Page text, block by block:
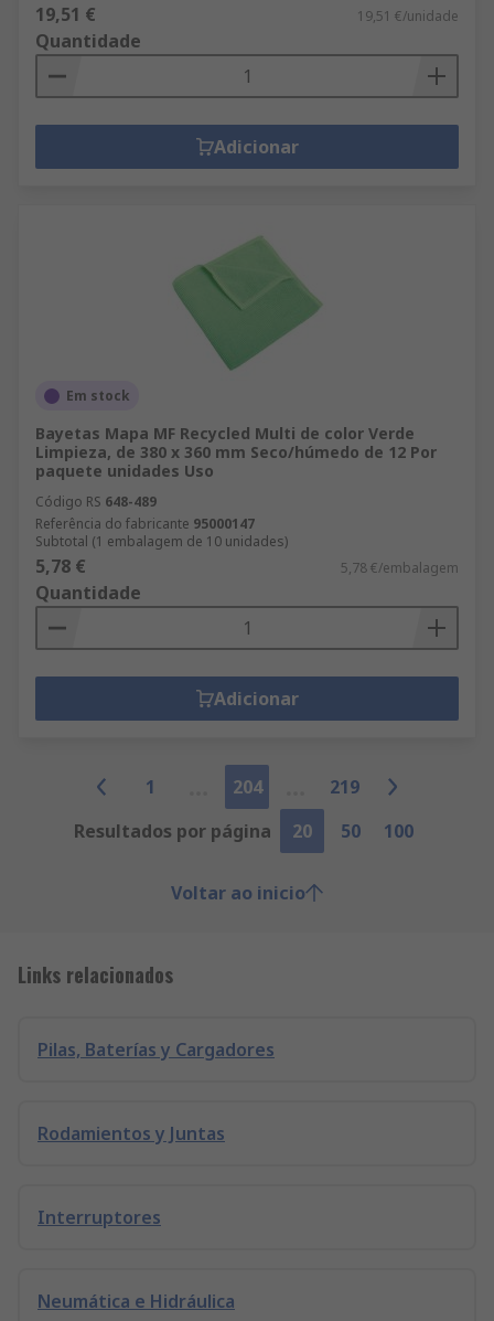
19,51 € 19,51 €/unidade
Quantidade
Adicionar
Em stock
Bayetas Mapa MF Recycled Multi de color Verde
Limpieza, de 380 x 360 mm Seco/húmedo de 12 Por
paquete unidades Uso
Código RS 648-489
Referência do fabricante 95000147
Subtotal (1 embalagem de 10 unidades)
5,78 € 5,78 €/embalagem
Quantidade
Adicionar
1 204
219
Resultados por página
20 50 100
Voltar ao inicio
Links relacionados
Pilas, Baterías y Cargadores
Rodamientos y Juntas
Interruptores
Neumática e Hidráulica